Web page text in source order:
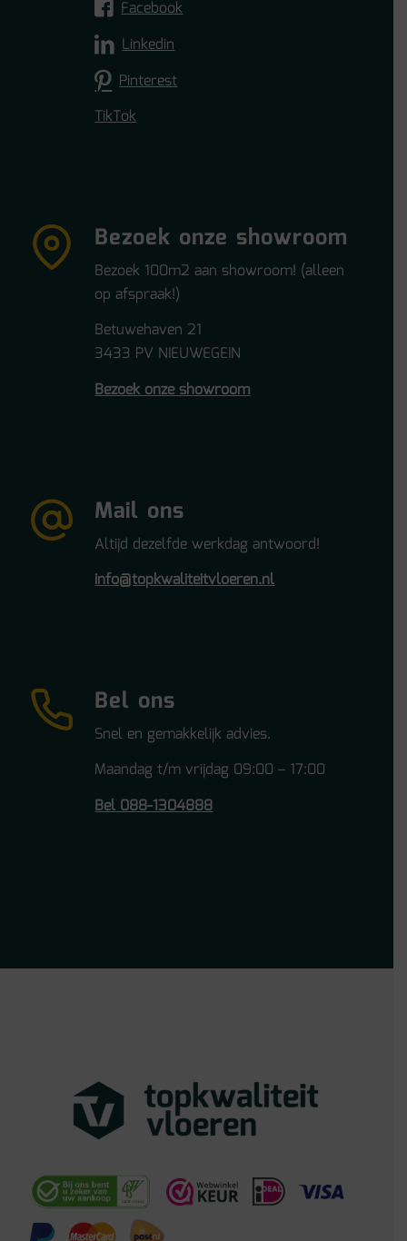
Facebook
Linkedin
Pinterest
TikTok
Bezoek onze showroom
Bezoek 100m2 aan showroom! (alleen
op afspraak!)
Betuwehaven 21
3433 PV NIEUWEGEIN
Bezoek onze showroom
Mail ons
Altijd dezelfde werkdag antwoord!
info@topkwaliteitvloeren.nl
Bel ons
Snel en gemakkelijk advies.
Maandag t/m vrijdag 09:00 – 17:00
Bel 088-1304888